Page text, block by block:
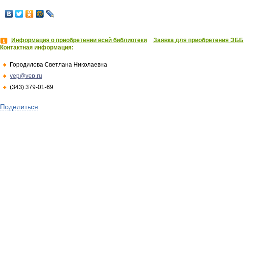
Информация о приобретении всей библиотеки
Заявка для приобретения ЭББ
Контактная информация:
Городилова Светлана Николаевна
vep@vep.ru
(343) 379-01-69
Поделиться